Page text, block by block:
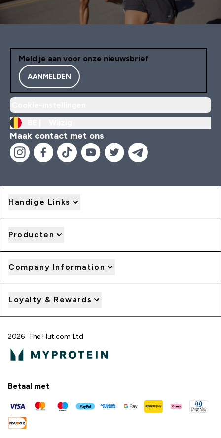
Meld je aan voor onze nieuwsbrief
AANMELDEN
Maak contact met ons
Handige Links
Producten
Company Information
Loyalty & Rewards
2026 The Hut.com Ltd
Betaal met